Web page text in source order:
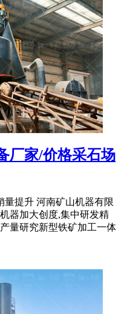
厂家/价格采石场
量提升 河南矿山机器有限
器加大创度,集中研发精
量研究新型铁矿加工一体